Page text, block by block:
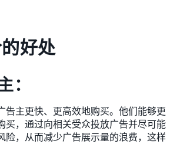
好处
：
告主更快、更高效地购买。他们能够更
买，通过向相关受众投放广告并尽可能
险，从而减少广告展示量的浪费，这样